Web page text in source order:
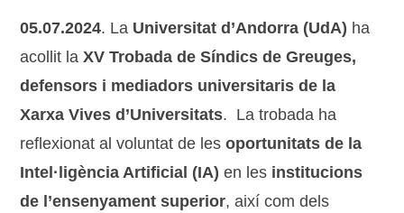
05.07.2024. La Universitat d’Andorra (UdA) ha
acollit laXV Trobada de Síndics de Greuges,
defensors i mediadors universitaris de la
Xarxa Vives d’Universitats. La trobada ha
reflexionat al voluntat de lesoportunitats de la
Intel·ligència Artificial (IA) en les institucions
de l’ensenyament superior, així com dels